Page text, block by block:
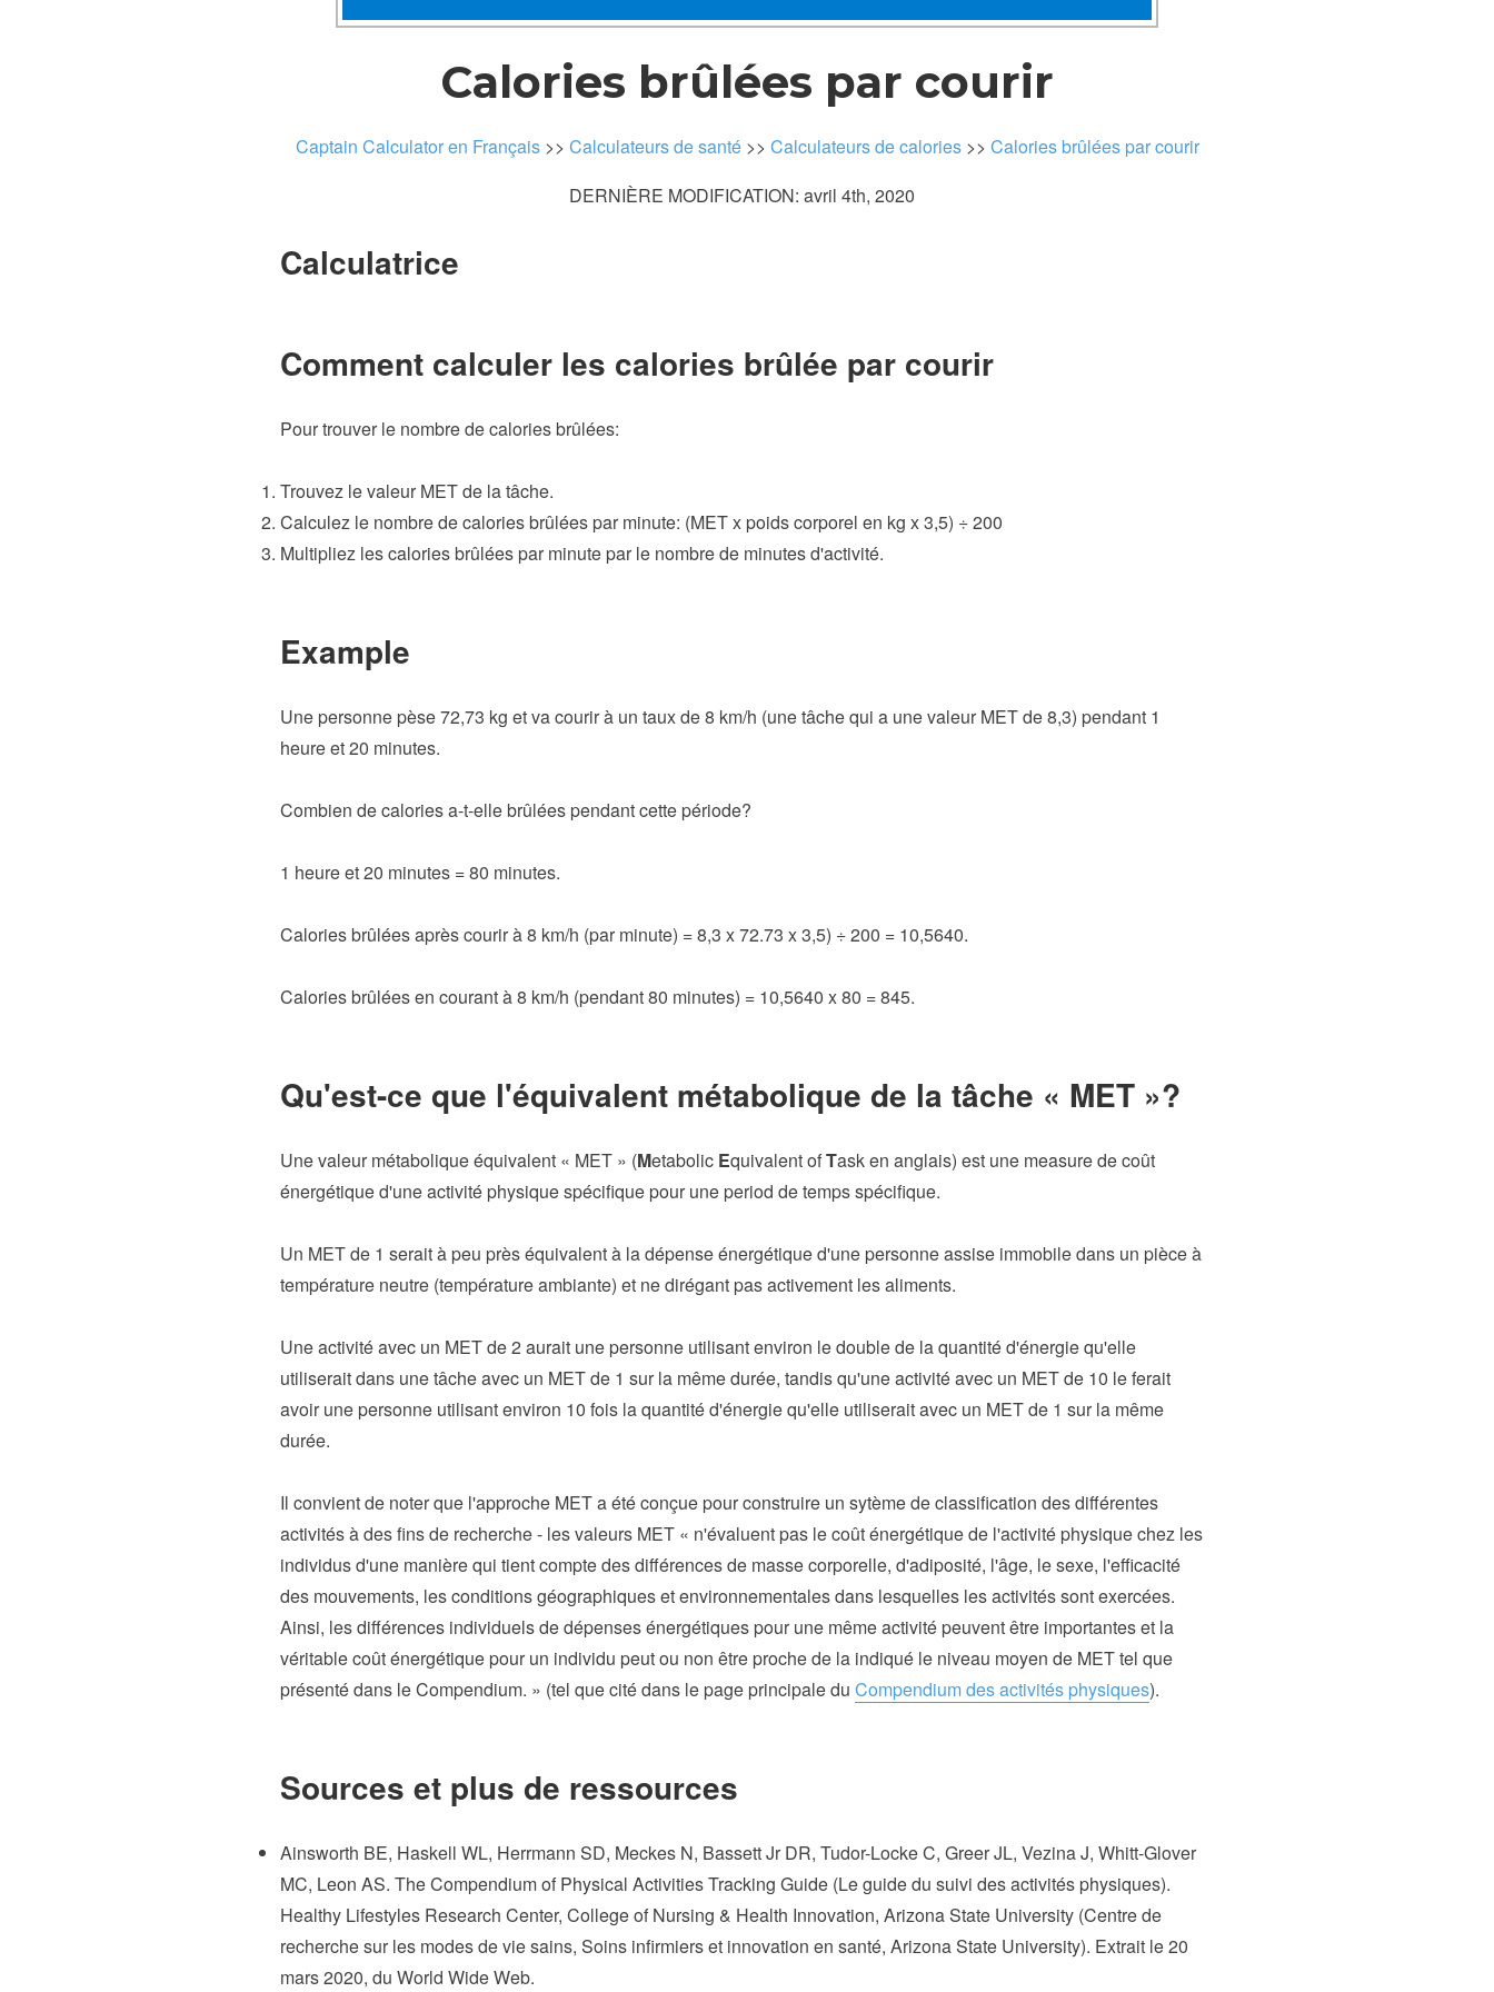
Calories brûlées par courir
Captain Calculator en Français>> Calculateurs de santé>> Calculateurs de calories>> Calories brûlées par courir
DERNIÈRE MODIFICATION: avril 4th, 2020
Calculatrice
Comment calculer les calories brûlée par courir
Pour trouver le nombre de calories brûlées:
Trouvez le valeur MET de la tâche.
Calculez le nombre de calories brûlées par minute: (MET x poids corporel en kg x 3,5) ÷ 200
Multipliez les calories brûlées par minute par le nombre de minutes d'activité.
Example
Une personne pèse 72,73 kg et va courir à un taux de 8 km/h (une tâche qui a une valeur MET de 8,3) pendant 1
heure et 20 minutes.
Combien de calories a-t-elle brûlées pendant cette période?
1 heure et 20 minutes = 80 minutes.
Calories brûlées après courir à 8 km/h (par minute) = 8,3 x 72.73 x 3,5) ÷ 200 = 10,5640.
Calories brûlées en courant à 8 km/h (pendant 80 minutes) = 10,5640 x 80 = 845.
Qu'est-ce que l'équivalent métabolique de la tâche « MET »?
Une valeur métabolique équivalent « MET » (Metabolic Equivalent ofTask en anglais) est une measure de coût
énergétique d'une activité physique spécifique pour une period de temps spécifique.
Un MET de 1 serait à peu près équivalent à la dépense énergétique d'une personne assise immobile dans un pièce à
température neutre (température ambiante) et ne dirégant pas activement les aliments.
Une activité avec un MET de 2 aurait une personne utilisant environ le double de la quantité d'énergie qu'elle
utiliserait dans une tâche avec un MET de 1 sur la même durée, tandis qu'une activité avec un MET de 10 le ferait
avoir une personne utilisant environ 10 fois la quantité d'énergie qu'elle utiliserait avec un MET de 1 sur la même
durée.
Il convient de noter que l'approche MET a été conçue pour construire un sytème de classification des différentes
activités à des fins de recherche - les valeurs MET « n'évaluent pas le coût énergétique de l'activité physique chez les
individus d'une manière qui tient compte des différences de masse corporelle, d'adiposité, l'âge, le sexe, l'efficacité
des mouvements, les conditions géographiques et environnementales dans lesquelles les activités sont exercées.
Ainsi, les différences individuels de dépenses énergétiques pour une même activité peuvent être importantes et la
véritable coût énergétique pour un individu peut ou non être proche de la indiqué le niveau moyen de MET tel que
présenté dans le Compendium. » (tel que cité dans le page principale du Compendium des activités physiques).
Sources et plus de ressources
Ainsworth BE, Haskell WL, Herrmann SD, Meckes N, Bassett Jr DR, Tudor-Locke C, Greer JL, Vezina J, Whitt-Glover
MC, Leon AS. The Compendium of Physical Activities Tracking Guide (Le guide du suivi des activités physiques).
Healthy Lifestyles Research Center, College of Nursing & Health Innovation, Arizona State University (Centre de
recherche sur les modes de vie sains, Soins infirmiers et innovation en santé, Arizona State University). Extrait le 20
mars 2020, du World Wide Web.